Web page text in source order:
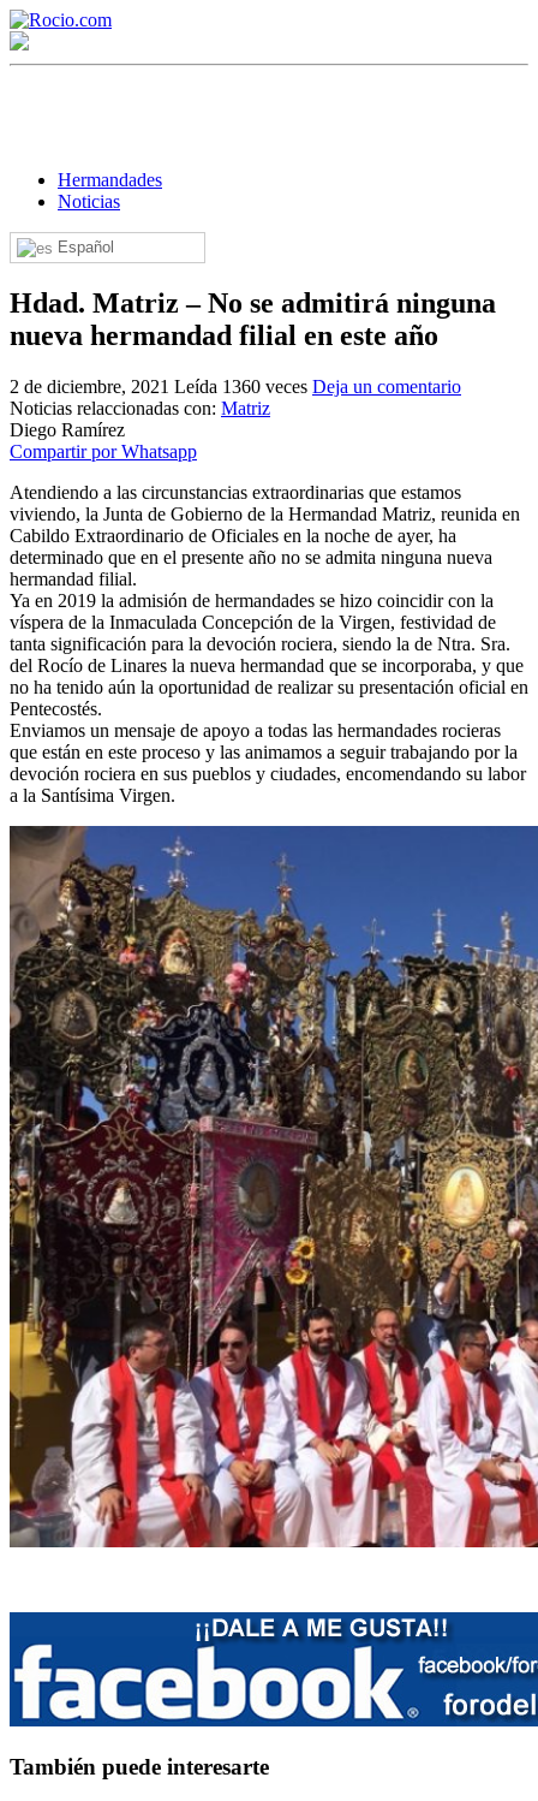
Hermandades
Noticias
Español
Hdad. Matriz – No se admitirá ninguna
nueva hermandad filial en este año
2 de diciembre, 2021 Leída 1360 veces Deja un comentario
Noticias relaccionadas con: Matriz
Diego Ramírez
Compartir por Whatsapp
Atendiendo a las circunstancias extraordinarias que estamos
viviendo, la Junta de Gobierno de la Hermandad Matriz, reunida en
Cabildo Extraordinario de Oficiales en la noche de ayer, ha
determinado que en el presente año no se admita ninguna nueva
hermandad filial.
Ya en 2019 la admisión de hermandades se hizo coincidir con la
víspera de la Inmaculada Concepción de la Virgen, festividad de
tanta significación para la devoción rociera, siendo la de Ntra. Sra.
del Rocío de Linares la nueva hermandad que se incorporaba, y que
no ha tenido aún la oportunidad de realizar su presentación oficial en
Pentecostés.
Enviamos un mensaje de apoyo a todas las hermandades rocieras
que están en este proceso y las animamos a seguir trabajando por la
devoción rociera en sus pueblos y ciudades, encomendando su labor
a la Santísima Virgen.
También puede interesarte
¡Bienvenido! Soy el asistente virtual de rocio.com.
¿En qué puedo ayudarte?
Historia de la Virgen del Rocío
¿Cuándo es la romería del Rocío?
¿Cuándo se construyó la primera ermita?
El traslado cada siete años
¿Cuales son los actos principales que se celebran en el
Rocío?
Quiero hacer el camino,¿que tengo que hacer?
En el Rocío, ¿dónde me alojo?